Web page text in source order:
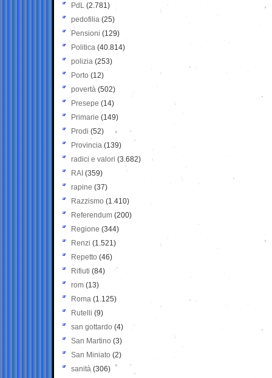
PdL (2.781)
pedofilia (25)
Pensioni (129)
Politica (40.814)
polizia (253)
Porto (12)
povertà (502)
Presepe (14)
Primarie (149)
Prodi (52)
Provincia (139)
radici e valori (3.682)
RAI (359)
rapine (37)
Razzismo (1.410)
Referendum (200)
Regione (344)
Renzi (1.521)
Repetto (46)
Rifiuti (84)
rom (13)
Roma (1.125)
Rutelli (9)
san gottardo (4)
San Martino (3)
San Miniato (2)
sanità (306)